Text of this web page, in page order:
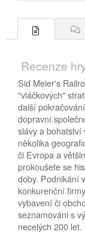
Recenze
Sid Meier's
"vláčkových"
další
dopravní
slávy a bohatství
několika
či Evropa a
prokoušete se
doby. Podnikání
konkurenční
vybavení či
seznamováni s
necelých 200